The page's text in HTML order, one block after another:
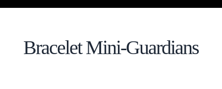
Bracelet Mini-Guardians